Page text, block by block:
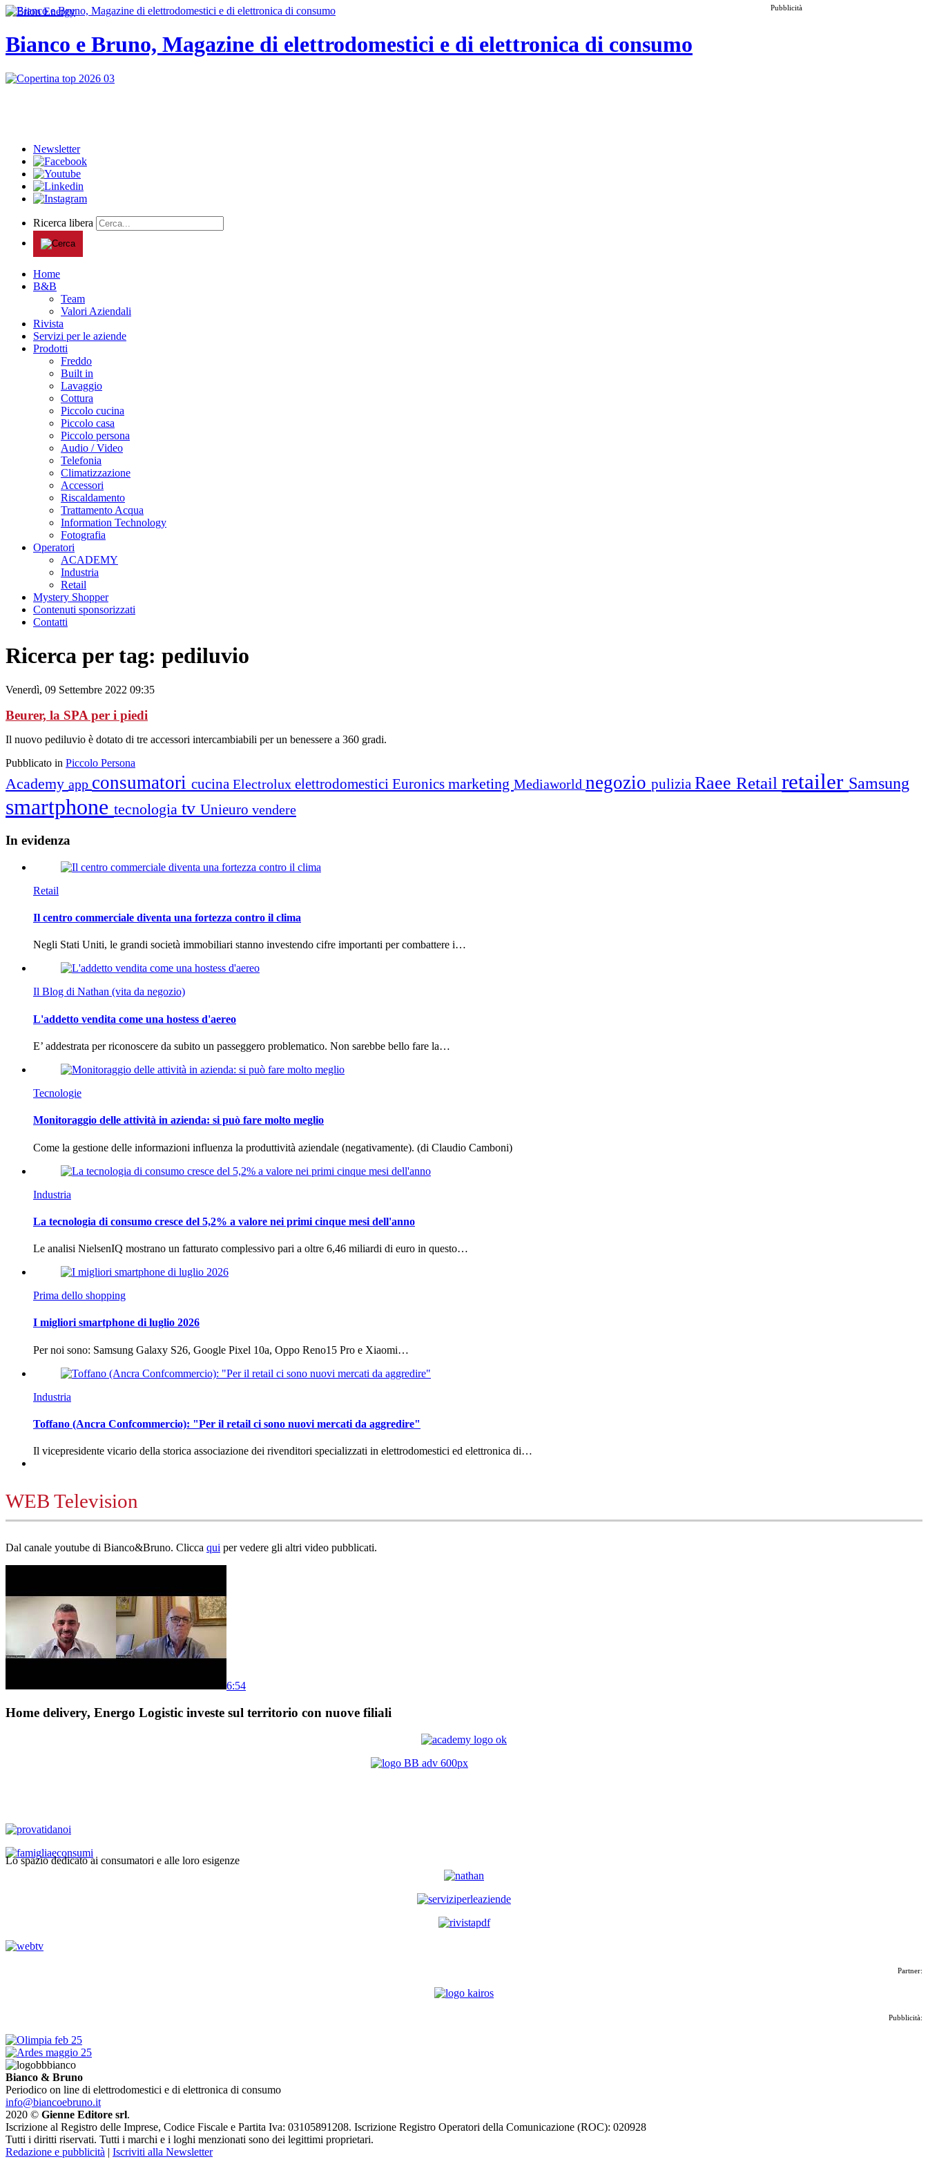
Pubblicità
Bianco e Bruno, Magazine di elettrodomestici e di elettronica di consumo
Newsletter
Ricerca libera
Home
B&B
Team
Valori Aziendali
Rivista
Servizi per le aziende
Prodotti
Freddo
Built in
Lavaggio
Cottura
Piccolo cucina
Piccolo casa
Piccolo persona
Audio / Video
Telefonia
Climatizzazione
Accessori
Riscaldamento
Trattamento Acqua
Information Technology
Fotografia
Operatori
ACADEMY
Industria
Retail
Mystery Shopper
Contenuti sponsorizzati
Contatti
Ricerca per tag: pediluvio
Venerdì, 09 Settembre 2022 09:35
Beurer, la SPA per i piedi
Il nuovo pediluvio è dotato di tre accessori intercambiabili per un benessere a 360 gradi.
Pubblicato in Piccolo Persona
Academy app consumatori cucina Electrolux elettrodomestici Euronics marketing Mediaworld negozio pulizia Raee Retail retailer Samsung
smartphone tecnologia tv Unieuro vendere
In evidenza
Retail
Il centro commerciale diventa una fortezza contro il clima
Negli Stati Uniti, le grandi società immobiliari stanno investendo cifre importanti per combattere i…
Il Blog di Nathan (vita da negozio)
L'addetto vendita come una hostess d'aereo
E’ addestrata per riconoscere da subito un passeggero problematico. Non sarebbe bello fare la…
Tecnologie
Monitoraggio delle attività in azienda: si può fare molto meglio
Come la gestione delle informazioni influenza la produttività aziendale (negativamente). (di Claudio Camboni)
Industria
La tecnologia di consumo cresce del 5,2% a valore nei primi cinque mesi dell'anno
Le analisi NielsenIQ mostrano un fatturato complessivo pari a oltre 6,46 miliardi di euro in questo…
Prima dello shopping
I migliori smartphone di luglio 2026
Per noi sono: Samsung Galaxy S26, Google Pixel 10a, Oppo Reno15 Pro e Xiaomi…
Industria
Toffano (Ancra Confcommercio): "Per il retail ci sono nuovi mercati da aggredire"
Il vicepresidente vicario della storica associazione dei rivenditori specializzati in elettrodomestici ed elettronica di…
WEB Television
Dal canale youtube di Bianco&Bruno. Clicca qui per vedere gli altri video pubblicati.
6:54
Home delivery, Energo Logistic investe sul territorio con nuove filiali
Lo spazio dedicato ai consumatori e alle loro esigenze
Partner:
Pubblicità:
Bianco & Bruno
Periodico on line di elettrodomestici e di elettronica di consumo
info@biancoebruno.it
2020 © Gienne Editore srl.
Iscrizione al Registro delle Imprese, Codice Fiscale e Partita Iva: 03105891208. Iscrizione Registro Operatori della Comunicazione (ROC): 020928
Tutti i diritti riservati. Tutti i marchi e i loghi menzionati sono dei legittimi proprietari.
Redazione e pubblicità | Iscriviti alla Newsletter